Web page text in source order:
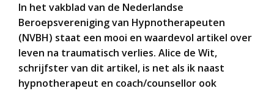
In het vakblad van de Nederlandse
Beroepsvereniging van Hypnotherapeuten
(NVBH) staat een mooi en waardevol artikel over
leven na traumatisch verlies. Alice de Wit,
schrijfster van dit artikel, is net als ik naast
hypnotherapeut en coach/counsellor ook